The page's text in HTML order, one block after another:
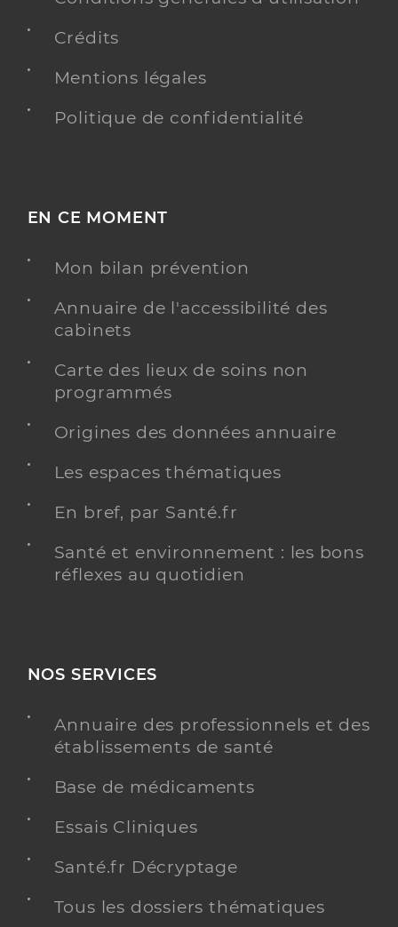
Crédits
Mentions légales
Politique de confidentialité
EN CE MOMENT
Mon bilan prévention
Annuaire de l'accessibilité des
cabinets
Carte des lieux de soins non
programmés
Origines des données annuaire
Les espaces thématiques
En bref, par Santé.fr
Santé et environnement : les bons
réflexes au quotidien
NOS SERVICES
Annuaire des professionnels et des
établissements de santé
Base de médicaments
Essais Cliniques
Santé.fr Décryptage
Tous les dossiers thématiques